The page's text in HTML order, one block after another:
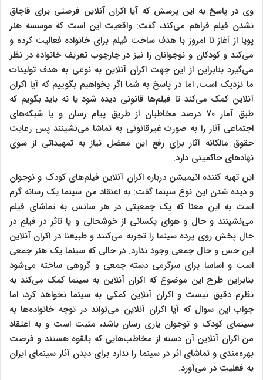
وی در پاسخ به این پرسش که آیا اکران آنلاین فرصتی برای قاچاق
نشدن فیلم فراهم می‌کند، گفت: واقعیت این است که موسسه هنر
پویا از آغاز تا امروز با هدف ساخت فیلم برای خانواده فعالیت کرده و
می‌کند و کودکان و نوجوانان را نیز در چارچوب تعریف خانواده در نظر
می‌گیرد بنابراین از این جهت اکران آنلاین به نوعی به هدف تولیدات
ما نزدیک‌ است. اما در پاسخ به شما اگر بخواهیم بگوییم که آیا اکران
آنلاین کمک می‌کند تا فیلم‌ها قانونی دیده شود یا نه باید بگویم که
طبق آمار ۷۰ درصد مخاطبان از طریق پیام رسان و یا شبکه‌های
اجتماعی آثار را به صورت غیرقانونی به تماشا می‌نشینند پس رعایت
حقوق مالکانه آثار برای رفع این معضل نیاز به تمهیداتی از سوی
نهادهای حاکمیتی دارد.
این تهیه کننده انیمیشن درباره اکران آنلاین فیلم‌های کودک و نوجوان
و دیده شدن این نوع سینما گفت: به اعتقاد من سینما یک رسانه گرم
است به این معنا که یک جمعیتی در هر سانس به تماشای فیلم
می‌نشینند و حال و هوای یکسانی از خوشحالی و یا تاثر در فیلمِ در
حال پخش روی پرده سینما را تجربه می‌کنند و طبیعتا در اکران آنلاین
این حس و حال جمعی وجود ندارد. در حالی که سینما یک هنر جمعی
است و اساسا برای سرگرمی دسته جمعی و گروهی ساخته می‌شود
بنابراین طرح این موضوع که اکران آنلاین به سینما کمک می‌کند به
نظرم دقیق نیست و اکران آنلاین کمکی به سینما نخواهد کرد، اما
جواب این سوال که آیا اکران آنلاین می‌تواند در توجه خانواده‌ها به
سینمای کودک و نوجوان یاری رسان باشد، مثبت است و به اعتقاد
من اکران آنلاین آن دسته از مخاطب‌هایی که بالقوه هستند و فرصت
بهره‌مندی و تماشای اثر در سینما را ندارد برای دیدن آثار سینمای ایران
به فعلیت در می‌آورد.